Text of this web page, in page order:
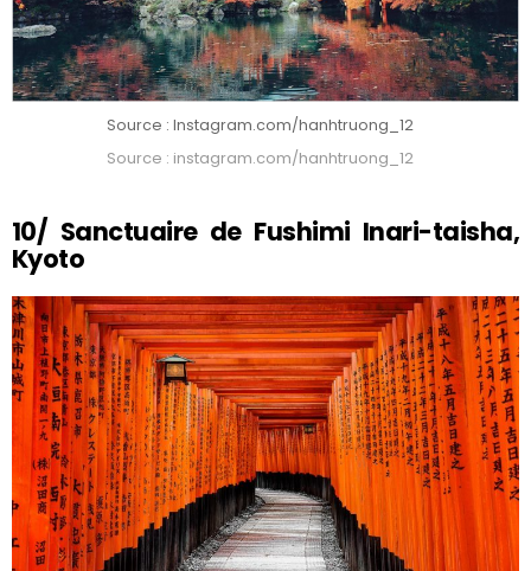
Source : Instagram.com/hanhtruong_12
Source : instagram.com/hanhtruong_12
10/ Sanctuaire de Fushimi Inari-taisha,
Kyoto